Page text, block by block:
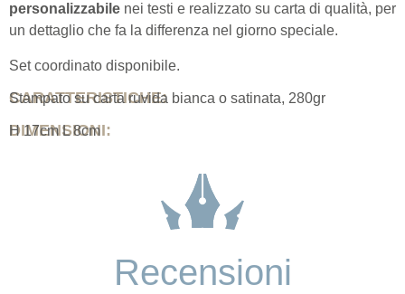
personalizzabile nei testi e realizzato su carta di qualità, per
un dettaglio che fa la differenza nel giorno speciale.
Set coordinato disponibile.
CARATTERISTICHE:
Stampato su carta ruvida bianca o satinata, 280gr
DIMENSIONI:
H 17cm L 8cm
Recensioni